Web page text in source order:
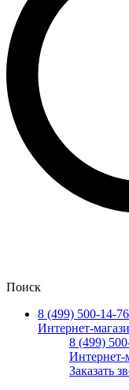
Поиск
8 (499) 500-14-76
Интернет-
8 (499)
Интернет-
Заказать